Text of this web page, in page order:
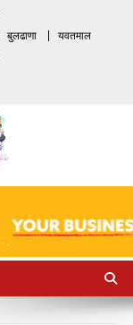
बुलढाणा
यवतमाल